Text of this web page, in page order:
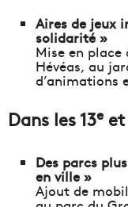
Aires de jeux
solidarité »
Mise en
Hévéas, au
d’animations
Dans les 13eet
Des parcs
en ville »
Ajout de